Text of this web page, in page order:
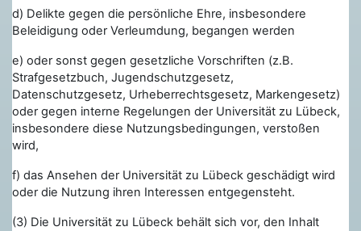
d) Delikte gegen die persönliche Ehre, insbesondere
Beleidigung oder Verleumdung, begangen werden
e) oder sonst gegen gesetzliche Vorschriften (z.B.
Strafgesetzbuch, Jugendschutzgesetz,
Datenschutzgesetz, Urheberrechtsgesetz, Markengesetz)
oder gegen interne Regelungen der Universität zu Lübeck,
insbesondere diese Nutzungsbedingungen, verstoßen
wird,
f) das Ansehen der Universität zu Lübeck geschädigt wird
oder die Nutzung ihren Interessen entgegensteht.
(3) Die Universität zu Lübeck behält sich vor, den Inhalt